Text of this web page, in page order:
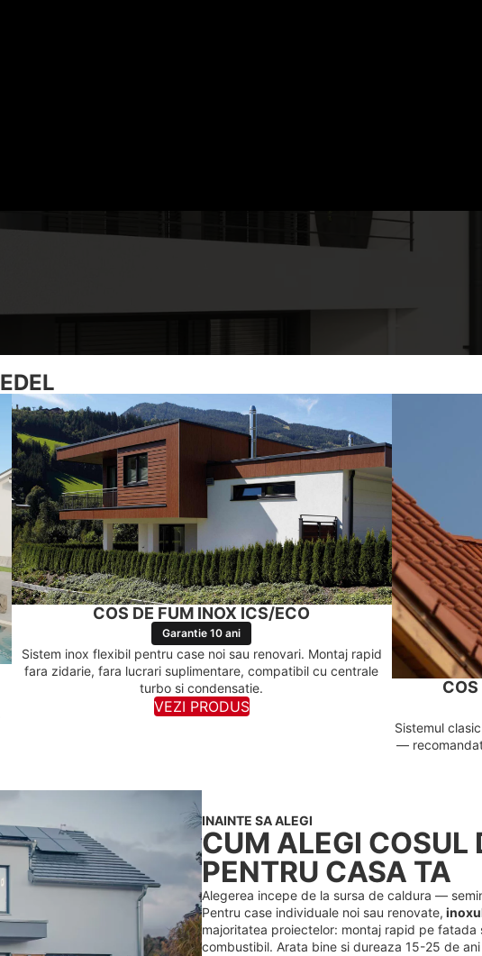
— MONTAJ AUTORIZAT, GARANTIE
de fum ceramice si inox pentru seminee, sobe si centrale.
COS DE FUM INOX ICS/ECO
Garantie 10 ani
Sistem inox flexibil pentru case noi sau renovari. Montaj rapid
fara zidarie, fara lucrari suplimentare, compatibil cu centrale
turbo si condensatie.
VEZI PRODUS
COS
Sistemul
—
INAINTE SA ALEGI
CUM ALEGI COSUL
PENTRU CASA TA
Alegerea incepe de la sursa de caldura —
Pentru case individuale noi sau renovate,
majoritatea proiectelor: montaj rapid pe
combustibil. Arata bine si dureaza 15-25 de